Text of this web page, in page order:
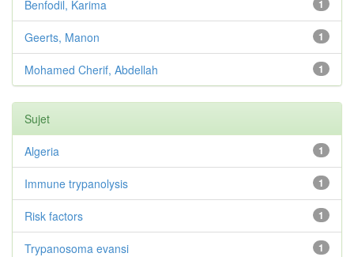
1
Benfodil, Karima
1
Geerts, Manon
1
Mohamed Cherif, Abdellah
Sujet
1
Algeria
1
Immune trypanolysis
1
Risk factors
1
Trypanosoma evansi